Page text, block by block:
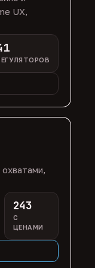
UX,
243
С
ЦЕНАМИ